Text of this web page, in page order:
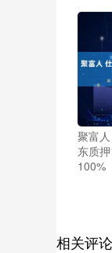
聚富
东质
100%
相关评论